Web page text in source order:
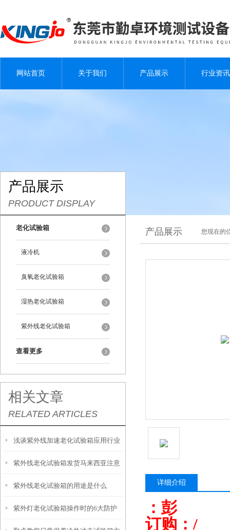
网站首页 关于我们 产品展示 行业资讯
产品展示
PRODUCT DISPLAY
老化试验箱
液冷机
臭氧老化试验箱
湿热老化试验箱
紫外线老化试验箱
查看更多
相关文章
RELATED ARTICLES
浅谈紫外线加速老化试验箱应用行业
紫外线老化试验箱发货马来西亚注意
事项
紫外线老化试验箱的用途是什么
紫外灯老化试验箱操作时的6大防护
产品展示 您现在的
详细介绍
：彭
订购：/